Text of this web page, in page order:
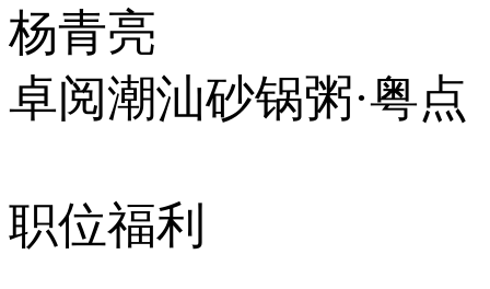
杨青亮
卓阅潮汕砂锅粥·粤点
职位福利